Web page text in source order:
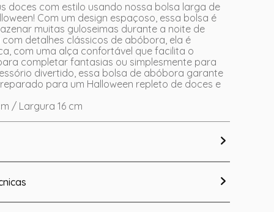
doces com estilo usando nossa bolsa larga de
Com um design espaçoso, essa bolsa é
muitas guloseimas durante a noite de
detalhes clássicos de abóbora, ela é
com uma alça confortável que facilita o
completar fantasias ou simplesmente para
divertido, essa bolsa de abóbora garante
para um Halloween repleto de doces e
/ Largura 16 cm